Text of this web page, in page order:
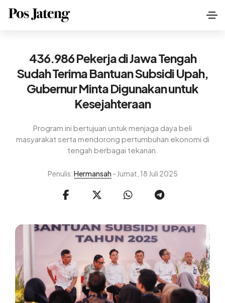
436.986 Pekerja di Jawa Tengah
Sudah Terima Bantuan Subsidi Upah,
Gubernur Minta Digunakan untuk
Kesejahteraan
Program ini bertujuan untuk menjaga daya beli
masyarakat serta mendorong pertumbuhan ekonomi di
tengah berbagai tekanan.
Penulis:Hermansah - Jumat, 18 Juli 2025